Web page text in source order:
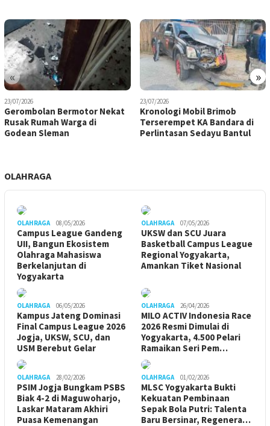
« »
23/07/2026
Gerombolan Bermotor Nekat
Rusak Rumah Warga di
Godean Sleman
23/07/2026
Kronologi Mobil Brimob
Terserempet KA Bandara di
Perlintasan Sedayu Bantul
OLAHRAGA
OLAHRAGA 08/05/2026
Campus League Gandeng
UII, Bangun Ekosistem
Olahraga Mahasiswa
Berkelanjutan di
Yogyakarta
OLAHRAGA 07/05/2026
UKSW dan SCU Juara
Basketball Campus League
Regional Yogyakarta,
Amankan Tiket Nasional
OLAHRAGA 06/05/2026
Kampus Jateng Dominasi
Final Campus League 2026
Jogja, UKSW, SCU, dan
USM Berebut Gelar
OLAHRAGA 26/04/2026
MILO ACTIV Indonesia Race
2026 Resmi Dimulai di
Yogyakarta, 4.500 Pelari
Ramaikan Seri Pem…
OLAHRAGA 28/02/2026
PSIM Jogja Bungkam PSBS
Biak 4-2 di Maguwoharjo,
Laskar Mataram Akhiri
Puasa Kemenangan
OLAHRAGA 01/02/2026
MLSC Yogyakarta Bukti
Kekuatan Pembinaan
Sepak Bola Putri: Talenta
Baru Bersinar, Regenera…